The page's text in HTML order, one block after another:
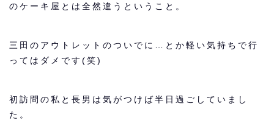
のケーキ屋とは全然違うということ。
三田のアウトレットのついでに…とか軽い気持ちで行
ってはダメです(笑)
初訪問の私と長男は気がつけば半日過ごしていまし
た。